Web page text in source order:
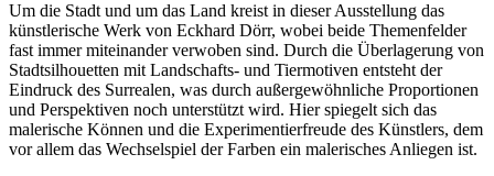
Um die Stadt und um das Land kreist in dieser Ausstellung das
künstlerische Werk von Eckhard Dörr, wobei beide Themenfelder
fast immer miteinander verwoben sind. Durch die Überlagerung von
Stadtsilhouetten mit Landschafts- und Tiermotiven entsteht der
Eindruck des Surrealen, was durch außergewöhnliche Proportionen
und Perspektiven noch unterstützt wird. Hier spiegelt sich das
malerische Können und die Experimentierfreude des Künstlers, dem
vor allem das Wechselspiel der Farben ein malerisches Anliegen ist.